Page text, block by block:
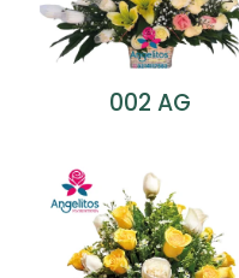
002 AG